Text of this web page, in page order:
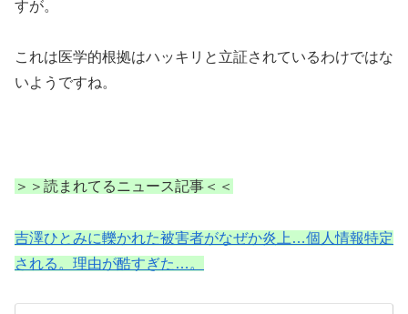
すが。
これは医学的根拠はハッキリと立証されているわけではな
いようですね。
＞＞読まれてるニュース記事＜＜
吉澤ひとみに轢かれた被害者がなぜか炎上…個人情報特定
される。理由が酷すぎた…。